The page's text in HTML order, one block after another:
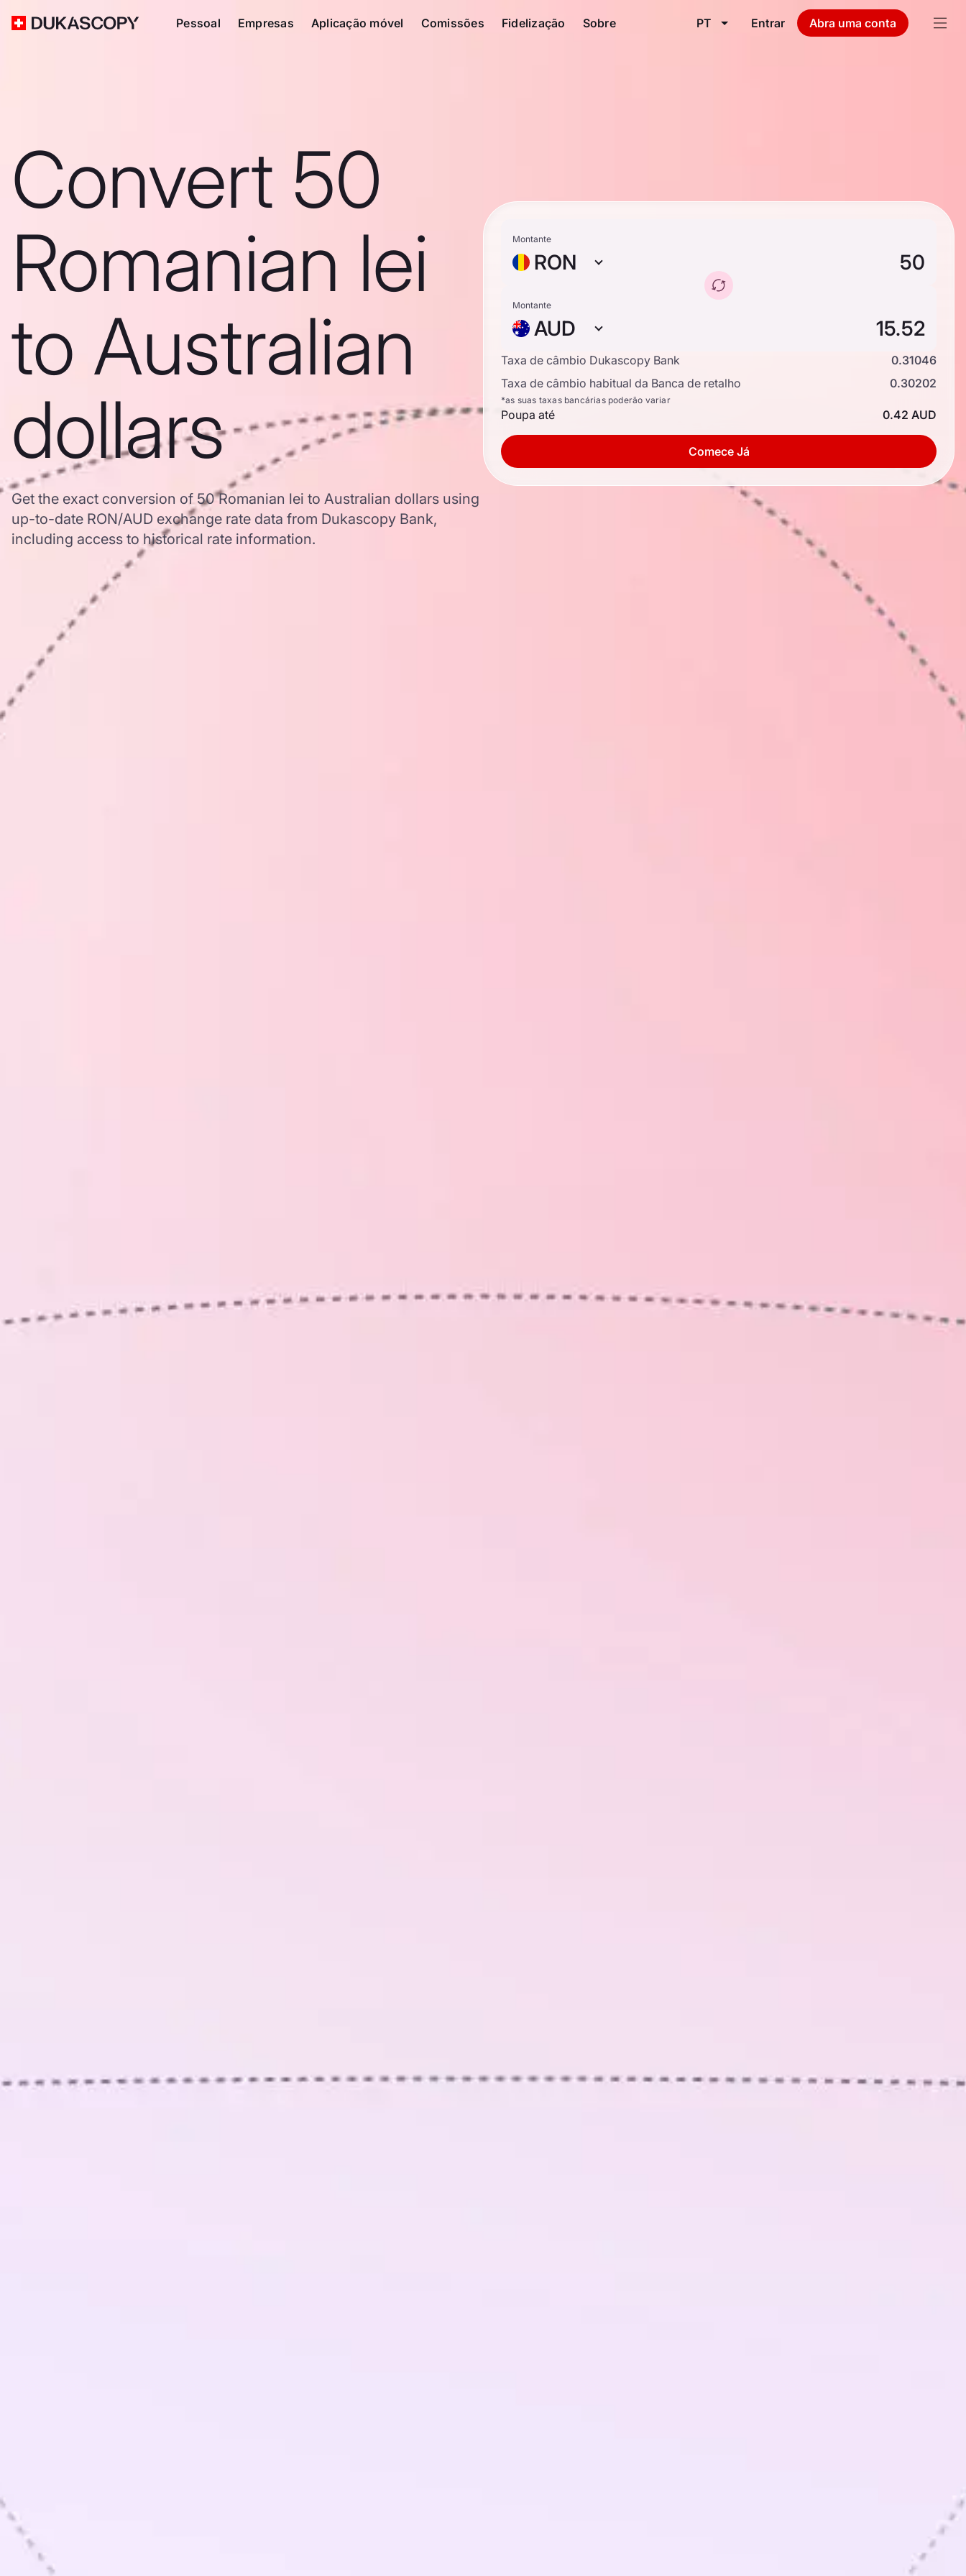
Pessoal Empresas Aplicação móvel Comissões Fidelização Sobre PT Entrar Abra uma conta
Convert 50
Romanian lei
to Australian
dollars
Get the exact conversion of 50 Romanian lei to Australian dollars using
up-to-date RON/AUD exchange rate data from Dukascopy Bank,
including access to historical rate information.
Montante
RON
Montante
AUD
Taxa de câmbio Dukascopy Bank
0.31046
Taxa de câmbio habitual da Banca de retalho
0.30202
*as suas taxas bancárias poderão variar
Poupa até 0.42 AUD
Comece Já